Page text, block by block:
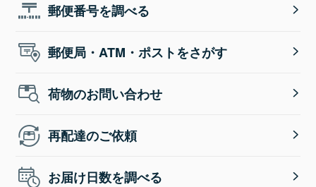
郵便番号を調べる
郵便局・ATM・ポストをさがす
荷物のお問い合わせ
再配達のご依頼
お届け日数を調べる